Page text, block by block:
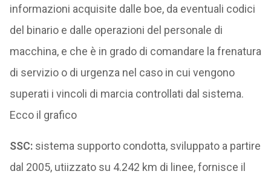
informazioni acquisite dalle boe, da eventuali codici
del binario e dalle operazioni del personale di
macchina, e che è in grado di comandare la frenatura
di servizio o di urgenza nel caso in cui vengono
superati i vincoli di marcia controllati dal sistema.
Ecco il grafico
SSC:sistema supporto condotta, sviluppato a partire
dal 2005, utiizzato su 4.242 km di linee, fornisce il